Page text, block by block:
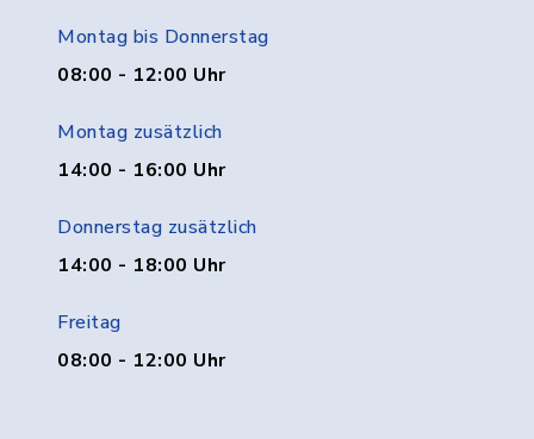
Montag bis Donnerstag
08:00 - 12:00 Uhr
Montag zusätzlich
14:00 - 16:00 Uhr
Donnerstag zusätzlich
14:00 - 18:00 Uhr
Freitag
08:00 - 12:00 Uhr